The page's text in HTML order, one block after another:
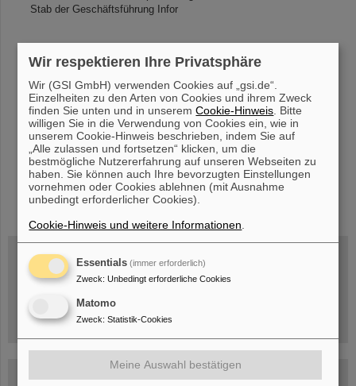
Stab der Geschäftsführung Infor
.... 6 7 8 9 10 11 12 13
»
instagramlinkedin youtubehelmholtz.socialfacebook
Mittwoch, 19.08.2026, 14 Uhr
GSI/FAIR/Goethe-Universität
Anmeldung und weitere Informationen
Wir respektieren Ihre Privatsphäre
Wir (GSI GmbH) verwenden Cookies auf „gsi.de“.
Einzelheiten zu den Arten von Cookies und ihrem Zweck
finden Sie unten und in unseremCookie-Hinweis . Bitte
willigen Sie in die Verwendung von Cookies ein, wie in
unserem Cookie-Hinweis beschrieben, indem Sie auf
„Alle zulassen und fortsetzen“ klicken, um die
bestmögliche Nutzererfahrung auf unseren Webseiten zu
haben. Sie können auch Ihre bevorzugten Einstellungen
vornehmen oder Cookies ablehnen (mit Ausnahme
unbedingt erforderlicher Cookies).
Cookie-Hinweis und weitere Informationen
Essentials (immer erforderlich)
Zweck: Unbedingt erforderliche Cookies
Matomo
Zweck: Statistik-Cookies
Meine Auswahl bestätigen